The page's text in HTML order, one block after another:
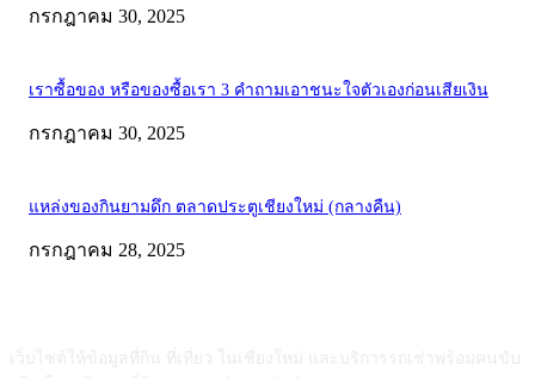
กรกฎาคม 30, 2025
เราซื้อของ หรือของซื้อเรา 3 คำถามเอาชนะใจตัวเองก่อนเสียเงิน
กรกฎาคม 30, 2025
แหล่งของกินยามดึก ตลาดประตูเชียงใหม่ (กลางคืน)
กรกฎาคม 28, 2025